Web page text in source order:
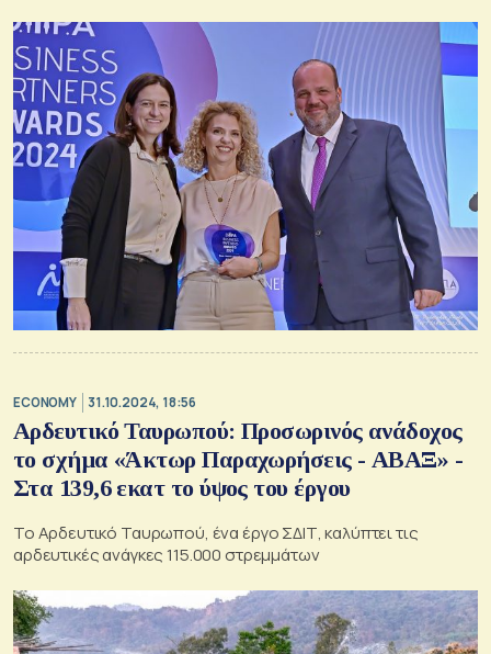
ECONOMY 31.10.2024, 18:56
Αρδευτικό Ταυρωπού: Προσωρινός ανάδοχος
το σχήμα «Άκτωρ Παραχωρήσεις - ΑΒΑΞ» -
Στα 139,6 εκατ το ύψος του έργου
Το Αρδευτικό Ταυρωπού, ένα έργο ΣΔΙΤ, καλύπτει τις
αρδευτικές ανάγκες 115.000 στρεμμάτων